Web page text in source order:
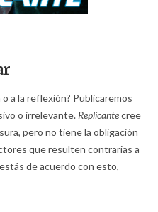
a la reflexión? Publicaremos
o irrelevante. Replicantecree
pero no tiene la obligación
que resulten contrarias a
de acuerdo con esto,